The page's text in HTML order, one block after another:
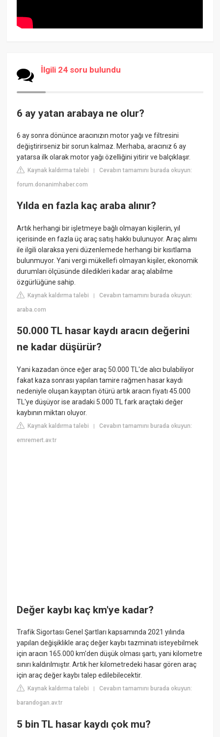
İlgili 24 soru bulundu
6 ay yatan arabaya ne olur?
6 ay sonra dönünce aracınızın motor yağı ve filtresini
değiştirirseniz bir sorun kalmaz. Merhaba, aracınız 6 ay
yatarsa ilk olarak motor yağı özelliğini yitirir ve balçıklaşır.
Kaynak kaldırma talebi |Cevabın tamamını burada okuyun:
forum.donanimhaber.com
Yılda en fazla kaç araba alınır?
Artık herhangi bir işletmeye bağlı olmayan kişilerin, yıl
içerisinde en fazla üç araç satış hakkı bulunuyor. Araç alımı
ile ilgili olaraksa yeni düzenlemede herhangi bir kısıtlama
bulunmuyor. Yani vergi mükellefi olmayan kişiler, ekonomik
durumları ölçüsünde diledikleri kadar araç alabilme
özgürlüğüne sahip.
Kaynak kaldırma talebi |Cevabın tamamını burada okuyun:
araba.com
50.000 TL hasar kaydı aracın değerini
ne kadar düşürür?
Yani kazadan önce eğer araç 50.000 TL'de alıcı bulabiliyor
fakat kaza sonrası yapılan tamire rağmen hasar kaydı
nedeniyle oluşan kayıptan ötürü artık aracın fiyatı 45.000
TL'ye düşüyor ise aradaki 5.000 TL fark araçtaki değer
kaybının miktarı oluyor.
Kaynak kaldırma talebi |Cevabın tamamını burada okuyun:
emremert.av.tr
Değer kaybı kaç km'ye kadar?
Trafik Sigortası Genel Şartları kapsamında 2021 yılında
yapılan değişiklikle araç değer kaybı tazminatı isteyebilmek
için aracın 165.000 km'den düşük olması şartı, yani kilometre
sınırı kaldırılmıştır. Artık her kilometredeki hasar gören araç
için araç değer kaybı talep edilebilecektir.
Kaynak kaldırma talebi |Cevabın tamamını burada okuyun:
barandogan.av.tr
5 bin TL hasar kaydı çok mu?